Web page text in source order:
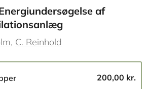
af
C. Reinhold
200,00 kr.